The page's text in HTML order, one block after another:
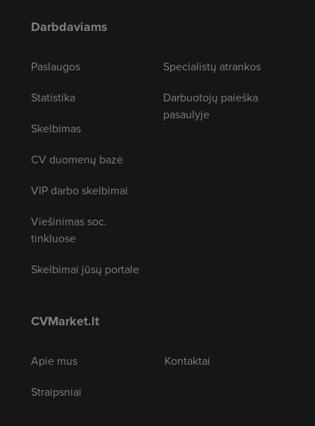
Darbdaviams
Paslaugos
Statistika
Skelbimas
CV duomenų bazė
VIP darbo skelbimai
Viešinimas soc.
tinkluose
Skelbimai jūsų portale
Specialistų atrankos
Darbuotojų paieška
pasaulyje
CVMarket.lt
Apie mus
Straipsniai
Kontaktai